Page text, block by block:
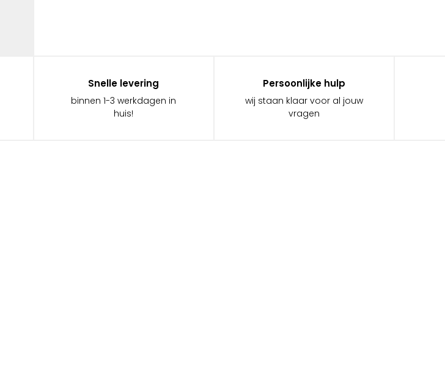
Snelle levering
binnen 1-3 werkdagen in
huis!
Persoonlijke hulp
wij staan klaar voor al jouw
vragen